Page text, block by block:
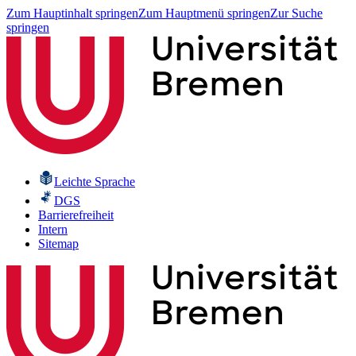
Zum Hauptinhalt springenZum Hauptmenü springenZur Suche
springen
Leichte Sprache
DGS
Barrierefreiheit
Intern
Sitemap